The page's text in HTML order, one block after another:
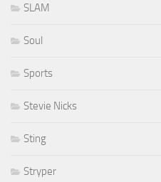
SLAM
Soul
Sports
Stevie Nicks
Sting
Stryper